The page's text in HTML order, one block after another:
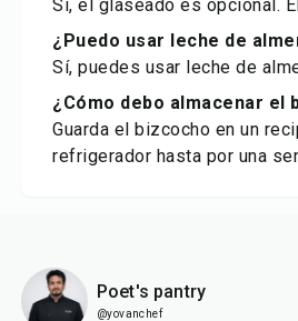
Sí, el glaseado es opcional.
¿Puedo usar leche de
Sí, puedes usar leche de
¿Cómo debo almacenar el
Guarda el bizcocho en un
refrigerador hasta por una
Poet's pantry
@yovanchef